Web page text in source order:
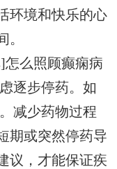
环境和快乐的心
。
么照顾癫痫病
逐步停药。如
减少药物过程
期或突然停药导
议，才能保证疾